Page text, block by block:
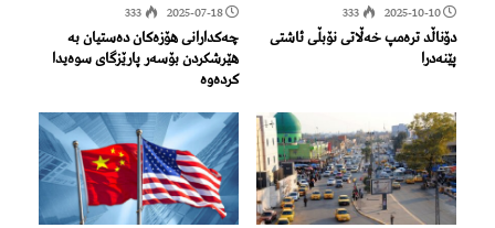
2025-10-10
333
دۆناڵد ترەمپ خەڵاتی نۆبڵی ئاشتی
پێنەدرا
2025-07-18
333
چه‌كدارانی هۆزه‌كان ده‌ستیان به‌
هێرشكردن بۆسه‌ر پارێزگای سوه‌یدا
كردەوە